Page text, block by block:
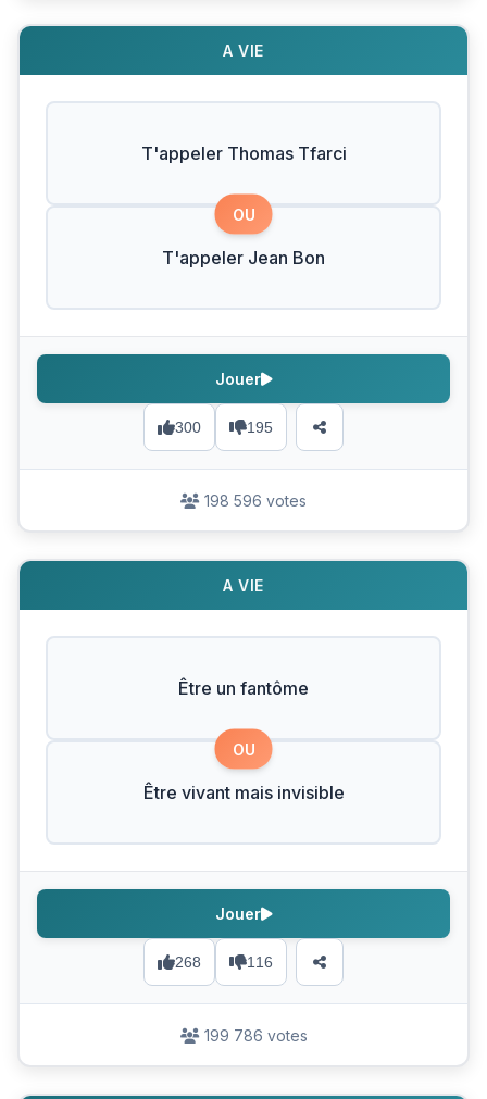
A VIE
T'appeler Thomas Tfarci
OU
T'appeler Jean Bon
300 195
Jouer
198 596 votes
A VIE
Être un fantôme
OU
Être vivant mais invisible
268 116
Jouer
199 786 votes